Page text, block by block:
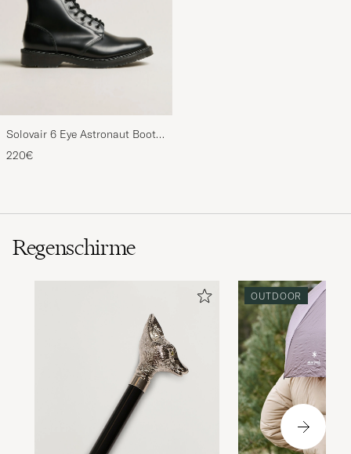
Solovair 6 Eye Astronaut Boot
Black Shine
220€
Regenschirme
OUTDOOR